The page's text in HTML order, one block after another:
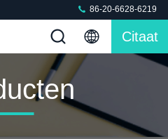
86-20-6628-6219
Citaat